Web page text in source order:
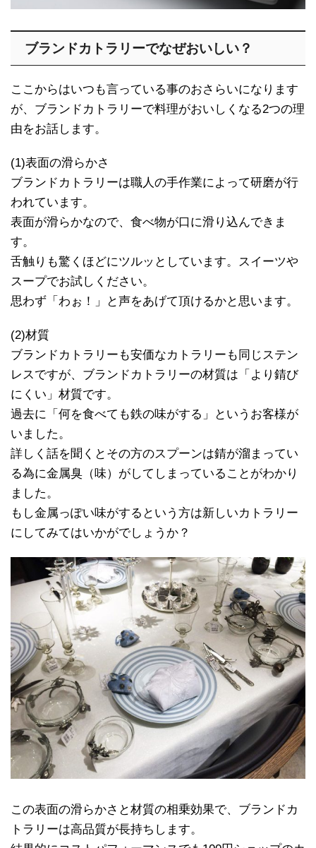
ブランドカトラリーでなぜおいしい？
ここからはいつも言っている事のおさらいになります
が、ブランドカトラリーで料理がおいしくなる2つの理
由をお話します。
(1)表面の滑らかさ
ブランドカトラリーは職人の手作業によって研磨が行
われています。
表面が滑らかなので、食べ物が口に滑り込んできま
す。
舌触りも驚くほどにツルッとしています。スイーツや
スープでお試しください。
思わず「わぉ！」と声をあげて頂けるかと思います。
(2)材質
ブランドカトラリーも安価なカトラリーも同じステン
レスですが、ブランドカトラリーの材質は「より錆び
にくい」材質です。
過去に「何を食べても鉄の味がする」というお客様が
いました。
詳しく話を聞くとその方のスプーンは錆が溜まってい
る為に金属臭（味）がしてしまっていることがわかり
ました。
もし金属っぽい味がするという方は新しいカトラリー
にしてみてはいかがでしょうか？
この表面の滑らかさと材質の相乗効果で、ブランドカ
トラリーは高品質が長持ちします。